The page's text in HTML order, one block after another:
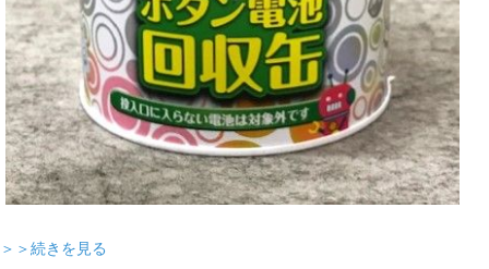
＞＞続きを見る